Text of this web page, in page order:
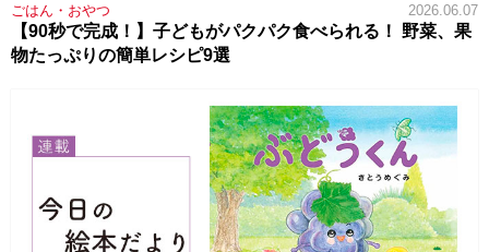
ごはん・おやつ 2026.06.07
【90秒で完成！】子どもがパクパク食べられる！ 野菜、果
物たっぷりの簡単レシピ9選